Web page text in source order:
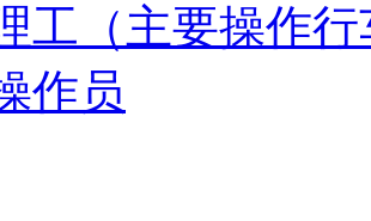
工（主要操作
作员